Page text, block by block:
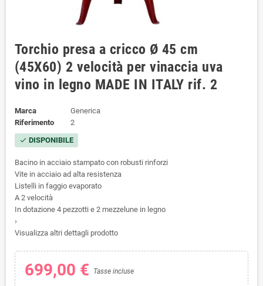
Torchio presa a cricco Ø 45 cm
(45X60) 2 velocità per vinaccia uva
vino in legno MADE IN ITALY rif. 2
Marca
Generica
Riferimento
2
check DISPONIBILE
Bacino in acciaio stampato con robusti rinforzi
Vite in acciaio ad alta resistenza
Listelli in faggio evaporato
A 2 velocità
In dotazione 4 pezzotti e 2 mezzelune in legno
›
Visualizza altri dettagli prodotto
699,00 € Tasse incluse